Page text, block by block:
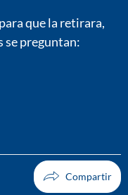
que la retirara,
se preguntan: